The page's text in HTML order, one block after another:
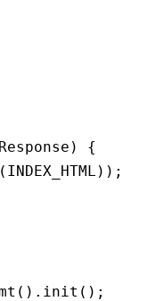
) {
(INDEX_HTML));
() . init ();